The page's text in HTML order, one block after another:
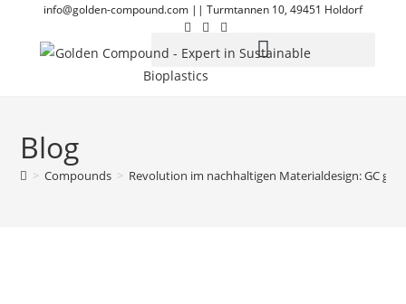
info@golden-compound.com || Turmtannen 10, 49451 Holdorf
Blog
> Compounds > Revolution im nachhaltigen Materialdesign: GC